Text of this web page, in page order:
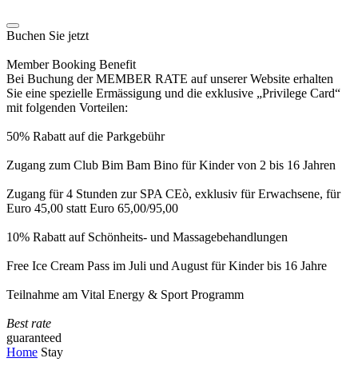
Buchen Sie jetzt
Member Booking Benefit
Bei Buchung der MEMBER RATE auf unserer Website erhalten
Sie eine spezielle Ermässigung und die exklusive „Privilege Card“
mit folgenden Vorteilen:
50% Rabatt auf die Parkgebühr
Zugang zum Club Bim Bam Bino für Kinder von 2 bis 16 Jahren
Zugang für 4 Stunden zur SPA CEò, exklusiv für Erwachsene, für
Euro 45,00 statt Euro 65,00/95,00
10% Rabatt auf Schönheits- und Massagebehandlungen
Free Ice Cream Pass im Juli und August für Kinder bis 16 Jahre
Teilnahme am Vital Energy & Sport Programm
Best rate
guaranteed
Home Stay